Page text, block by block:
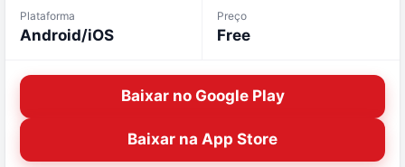
Plataforma
Android/iOS
Preço
Free
Baixar no Google Play
Baixar na App Store